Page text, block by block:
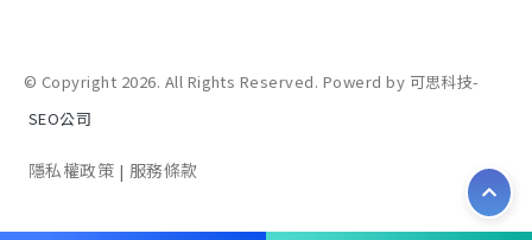
© Copyright 2026. All Rights Reserved. Powerd by 可思科技-
SEO公司
隱私權政策 | 服務條款